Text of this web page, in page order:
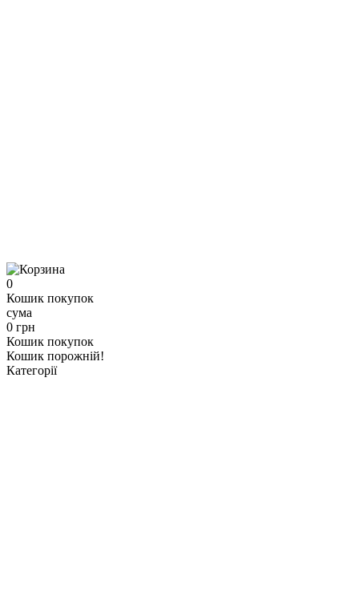
0
Кошик покупок
сума
0 грн
Кошик покупок
Кошик порожній!
Категорії